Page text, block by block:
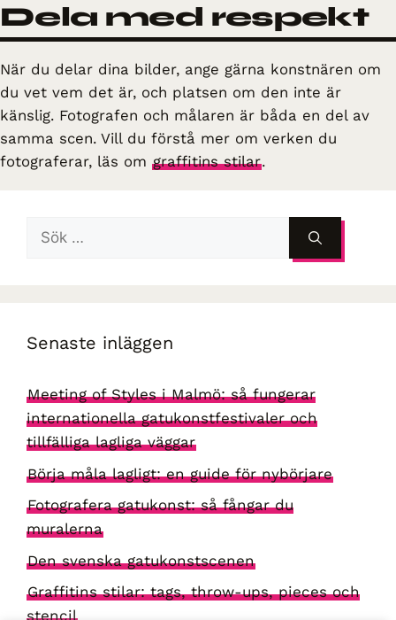
Dela med respekt
När du delar dina bilder, ange gärna konstnären om
du vet vem det är, och platsen om den inte är
känslig. Fotografen och målaren är båda en del av
samma scen. Vill du förstå mer om verken du
fotograferar, läs om graffitins stilar.
Sök
Senaste inläggen
Meeting of Styles i Malmö: så fungerar
internationella gatukonstfestivaler och
tillfälliga lagliga väggar
Börja måla lagligt: en guide för nybörjare
Fotografera gatukonst: så fångar du
muralerna
Den svenska gatukonstscenen
Graffitins stilar: tags, throw-ups, pieces och
stencil